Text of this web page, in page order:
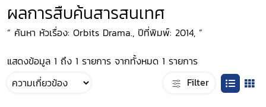
ผลการสืบค้นสารสนเทศ
“ ค้นหา หัวเรื่อง: Orbits Drama., ปีที่พิมพ์: 2014, ”
แสดงข้อมูล 1 ถึง 1 รายการ จากทั้งหมด 1 รายการ
Filter